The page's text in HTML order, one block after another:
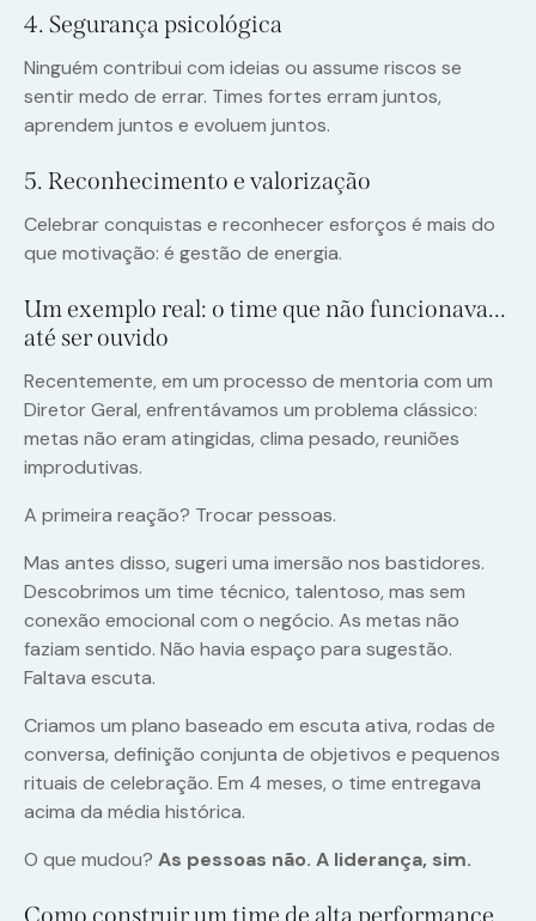
4. Segurança psicológica
Ninguém contribui com ideias ou assume riscos se
sentir medo de errar. Times fortes erram juntos,
aprendem juntos e evoluem juntos.
5. Reconhecimento e valorização
Celebrar conquistas e reconhecer esforços é mais do
que motivação: é gestão de energia.
Um exemplo real: o time que não funcionava…
até ser ouvido
Recentemente, em um processo de mentoria com um
Diretor Geral, enfrentávamos um problema clássico:
metas não eram atingidas, clima pesado, reuniões
improdutivas.
A primeira reação? Trocar pessoas.
Mas antes disso, sugeri uma imersão nos bastidores.
Descobrimos um time técnico, talentoso, mas sem
conexão emocional com o negócio. As metas não
faziam sentido. Não havia espaço para sugestão.
Faltava escuta.
Criamos um plano baseado em escuta ativa, rodas de
conversa, definição conjunta de objetivos e pequenos
rituais de celebração. Em 4 meses, o time entregava
acima da média histórica.
O que mudou? As pessoas não. A liderança, sim.